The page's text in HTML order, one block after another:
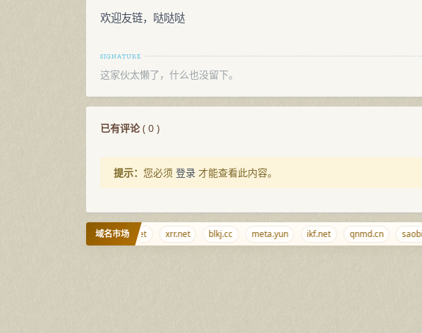
欢迎友链，哒哒哒
这家伙太懒了，什么也没留下。
已有评论( 0 )
提示： 您必须 登录 才能查看此内容。
域名市场
qjqj.net xrr.net blkj.cc meta.yun ikf.net qnmd.cn